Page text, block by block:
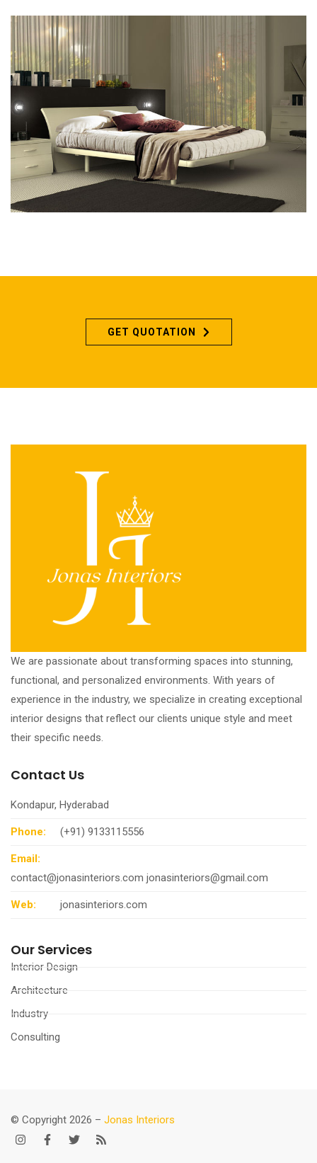
GET QUOTATION
We are passionate about transforming spaces into stunning,
functional, and personalized environments. With years of
experience in the industry, we specialize in creating exceptional
interior designs that reflect our clients unique style and meet
their specific needs.
Contact Us
Kondapur, Hyderabad
Phone: (+91) 9133115556
Email:
contact@jonasinteriors.com jonasinteriors@gmail.com
Web: jonasinteriors.com
Our Services
Interior Design
Architecture
Industry
Consulting
© Copyright 2026 – Jonas Interiors